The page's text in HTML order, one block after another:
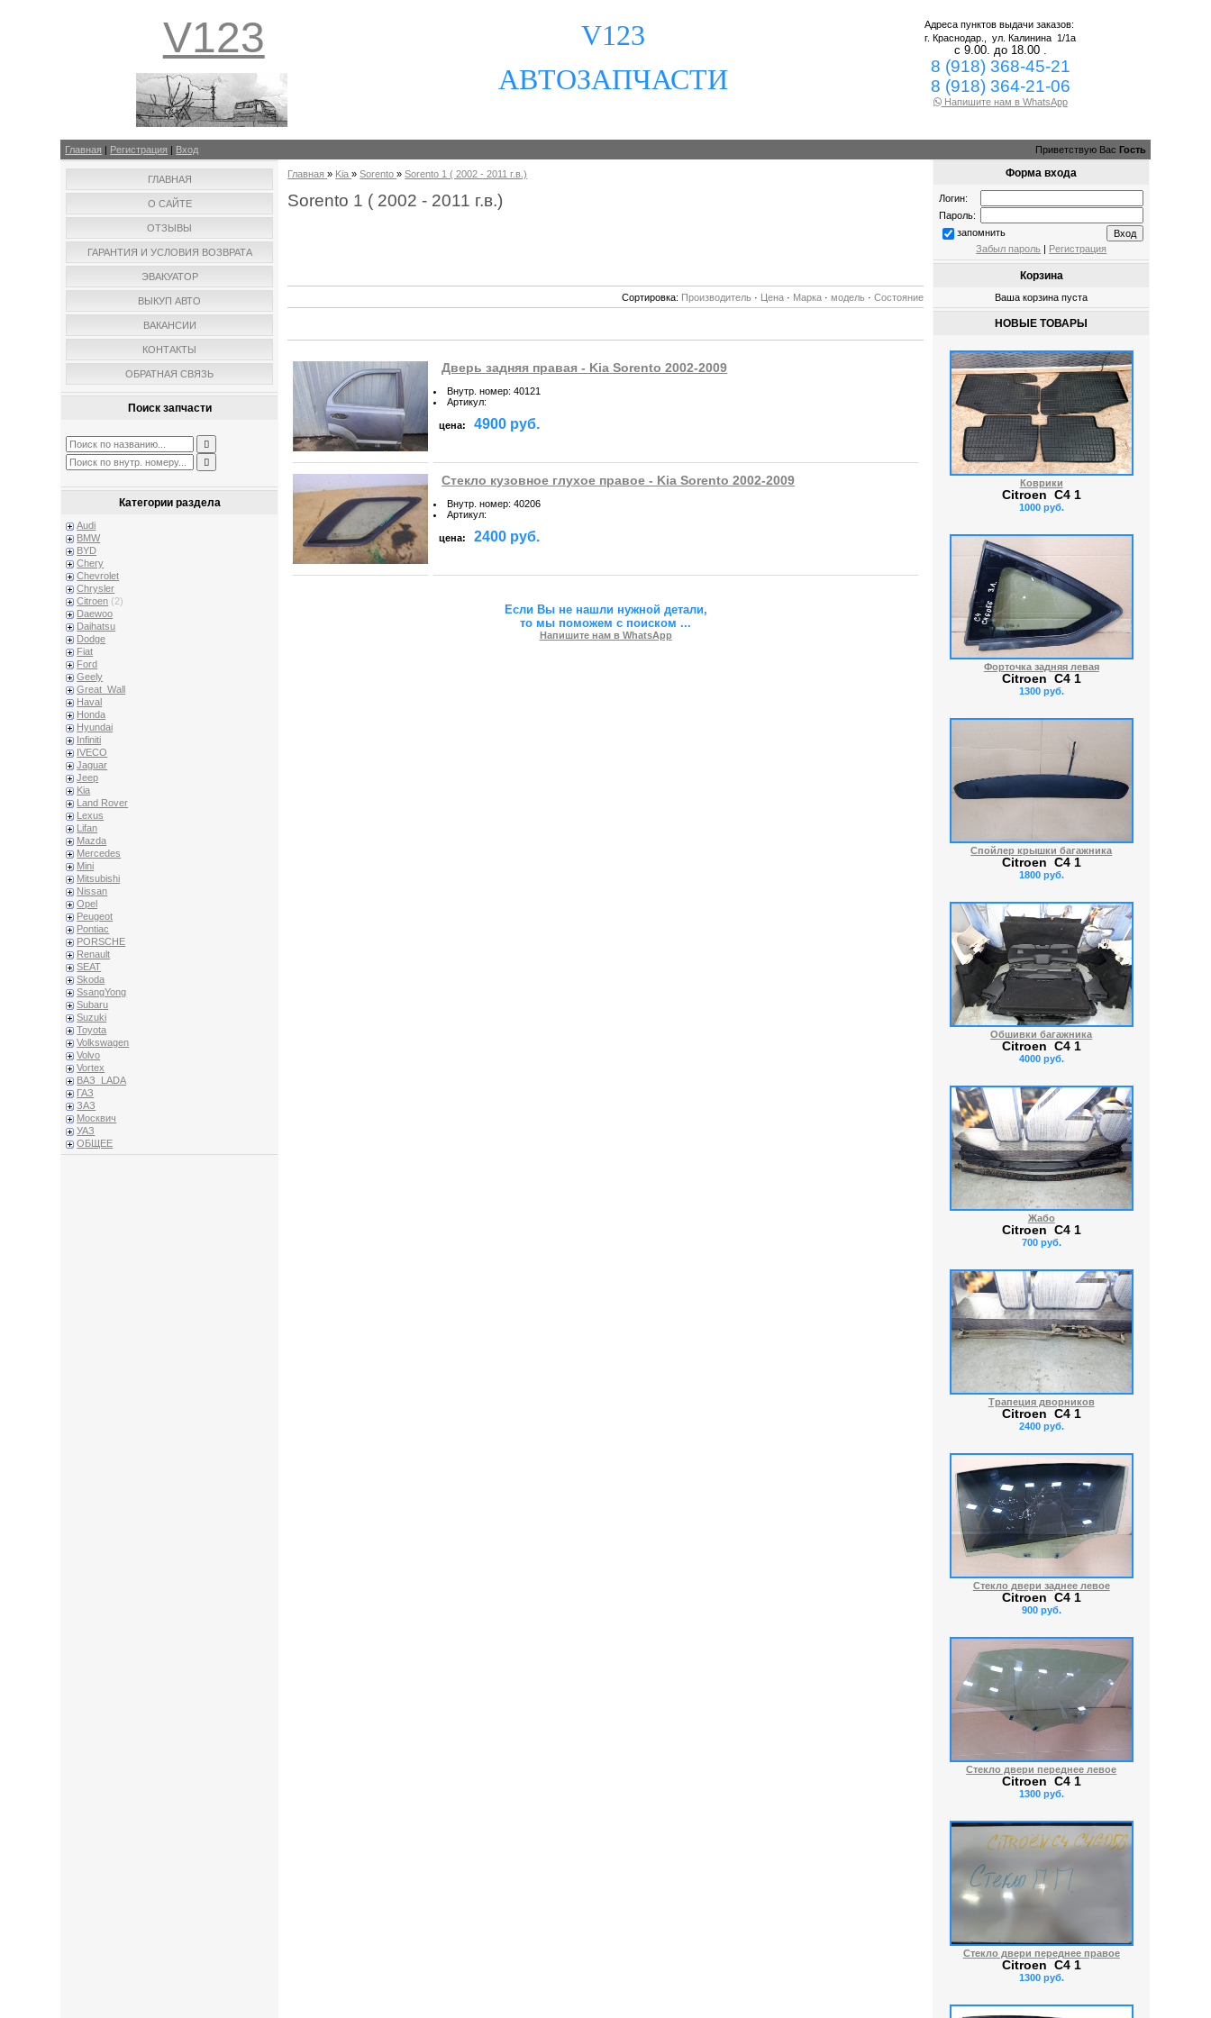
V123
V123
АВТОЗАПЧАСТИ
Адреса пунктов выдачи заказов:
г. Краснодар.,ул. Калинина 1/1а
с 9.00. до 18.00 .
8 (918) 368-45-21
8 (918) 364-21-06
Напишите нам в WhatsApp
Главная | Регистрация | Вход Приветствую Вас Гость
ГЛАВНАЯ
О САЙТЕ
ОТЗЫВЫ
ГАРАНТИЯ И УСЛОВИЯ ВОЗВРАТА
ЭВАКУАТОР
ВЫКУП АВТО
ВАКАНСИИ
КОНТАКТЫ
ОБРАТНАЯ СВЯЗЬ
Поиск запчасти
Категории раздела
Audi
BMW
BYD
Chery
Chevrolet
Chrysler
Citroen (2)
Daewoo
Daihatsu
Dodge
Fiat
Ford
Geely
Great_Wall
Haval
Honda
Hyundai
Infiniti
IVECO
Jaguar
Jeep
Kia
Land Rover
Lexus
Lifan
Mazda
Mercedes
Mini
Mitsubishi
Nissan
Opel
Peugeot
Pontiac
PORSCHE
Renault
SEAT
Skoda
SsangYong
Subaru
Suzuki
Toyota
Volkswagen
Volvo
Vortex
ВАЗ_LADA
ГАЗ
ЗАЗ
Москвич
УАЗ
ОБЩЕЕ
Главная » Kia »Sorento »Sorento 1 ( 2002 - 2011 г.в.)
Sorento 1 ( 2002 - 2011 г.в.)
Сортировка: Производитель · Цена · Марка ·модель ·Состояние
Дверь задняя правая - Kia Sorento 2002-2009
Внутр. номер: 40121
Артикул:
цена: 4900 руб.
Стекло кузовное глухое правое - Kia Sorento 2002-2009
Внутр. номер: 40206
Артикул:
цена: 2400 руб.
Если Вы не нашли нужной детали,
то мы поможем с поиском...
Напишите нам в WhatsApp
Форма входа
Логин:
Пароль:
запомнить
Забыл пароль | Регистрация
Корзина
Ваша корзина пуста
НОВЫЕ ТОВАРЫ
Коврики
Citroen C4 1
1000 руб.
Форточка задняя левая
Citroen C4 1
1300 руб.
Спойлер крышки багажника
Citroen C4 1
1800 руб.
Обшивки багажника
Citroen C4 1
4000 руб.
Жабо
Citroen C4 1
700 руб.
Трапеция дворников
Citroen C4 1
2400 руб.
Стекло двери заднее левое
Citroen C4 1
900 руб.
Стекло двери переднее левое
Citroen C4 1
1300 руб.
Стекло двери переднее правое
Citroen C4 1
1300 руб.